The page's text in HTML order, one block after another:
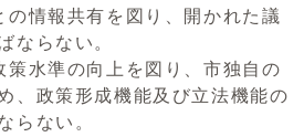
情報共有を図り、開かれた議
ならない。
水準の向上を図り、市独自の
、政策形成機能及び立法機能の
らない。